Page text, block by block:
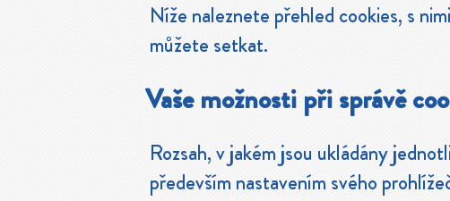
Níže naleznete přehled cookies, s
můžete setkat.
Vaše možnosti při správě
Rozsah, v jakém jsou ukládány
především nastavením svého